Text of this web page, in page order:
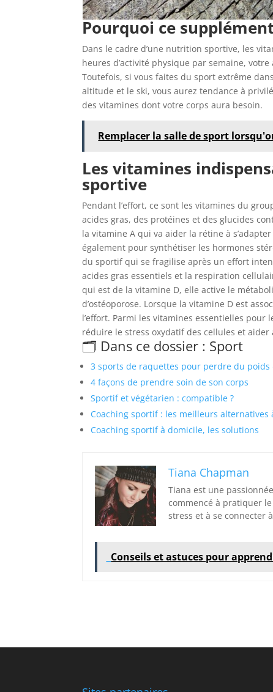
Pourquoi ce
Dans le cadre d’une nutrition sportive, les
heures d’activité physique par semaine,
Toutefois, si vous faites du sport extrême
altitude et le ski, vous aurez tendance à
des vitamines dont votre corps aura besoin.
Remplacer la salle de sport
Les vitamines
sportive
Pendant l’effort, ce sont les vitamines du
acides gras, des protéines et des glucides
la vitamine A qui va aider la rétine à
également pour synthétiser les hormones
du sportif qui se fragilise après un effort
acides gras essentiels et la respiration
qui est de la vitamine D, elle active le
d’ostéoporose. Lorsque la vitamine D est
l’effort. Parmi les vitamines essentielles
réduire le stress oxydatif des cellules et
🗂️ Dans ce dossier : Sport
3 sports de raquettes pour perdre du
4 façons de prendre soin de son corps
Sportif et végétarien : compatible ?
Coaching sportif : les meilleurs alternatives
Coaching sportif à domicile, les solutions
Tiana Chapman
Tiana est une
commencé à pratiquer
stress et à se connecter
Conseils et astuces pour